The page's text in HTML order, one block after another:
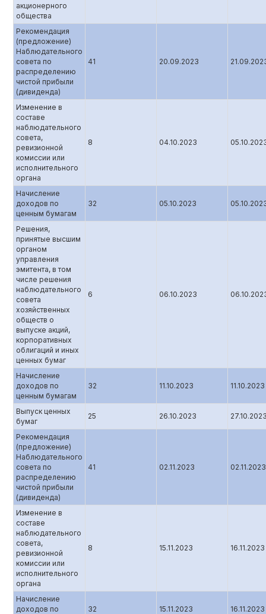
акционерного
общества
Рекомендация
(предложение)
Наблюдательного
совета по
распределению
чистой прибыли
(дивиденда)
41 20.09.2023
Изменение в
составе
наблюдательного
совета,
ревизионной
комиссии или
исполнительного
органа
8 04.10.2023
Начисление
доходов по
ценным бумагам
32 05.10.2023
Решения,
принятые высшим
органом
управления
эмитента, в том
числе решения
наблюдательного
совета
хозяйственных
обществ о
выпуске акций,
корпоративных
облигаций и иных
ценных бумаг
6 06.10.2023
Начисление
доходов по
ценным бумагам
32 11.10.2023 11.10.2023
Выпуск ценных
бумаг
25 26.10.2023
Рекомендация
(предложение)
Наблюдательного
совета по
распределению
чистой прибыли
(дивиденда)
41 02.11.2023 02.11.2023
Изменение в
составе
наблюдательного
совета,
ревизионной
комиссии или
исполнительного
органа
8 15.11.2023 16.11.2023
Начисление
доходов по
32 15.11.2023 16.11.2023